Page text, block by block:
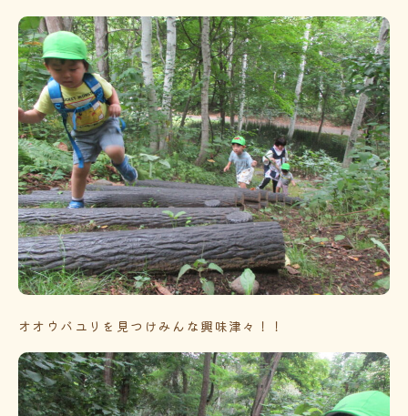
オオウバユリを見つけみんな興味津々！！